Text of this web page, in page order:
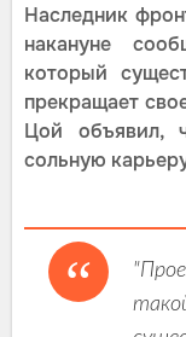
Наследник
накануне
который
прекращает
Цой объявил,
сольную